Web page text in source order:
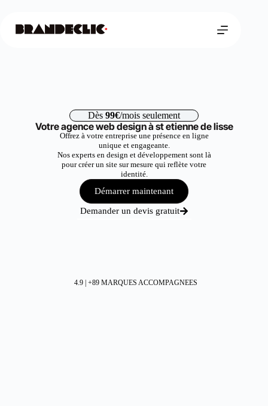
Dès 99€/mois seulement
Votre agence web design à st etienne de lisse
Offrez à votre entreprise une présence en ligne
unique et engageante.
Nos experts en design et développement sont là
pour créer un site sur mesure qui reflète votre
identité.
Démarrer maintenant
Demander un devis gratuit
4.9 | +89 MARQUES ACCOMPAGNEES